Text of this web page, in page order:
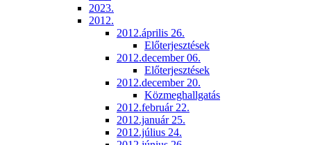
2023.
2012.
2012.április 26.
Előterjesztések
2012.december 06.
Előterjesztések
2012.december 20.
Közmeghallgatás
2012.február 22.
2012.január 25.
2012.július 24.